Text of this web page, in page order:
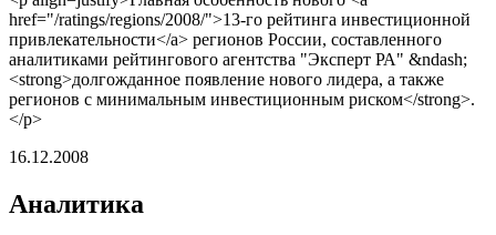
href="/ratings/regions/2008/">13-го рейтинга инвестиционной
привлекательности</a> регионов России, составленного
аналитиками рейтингового агентства "Эксперт РА" &ndash;
<strong>долгожданное появление нового лидера, а также
регионов с минимальным инвестиционным риском</strong>.
</p>
16.12.2008
Аналитика